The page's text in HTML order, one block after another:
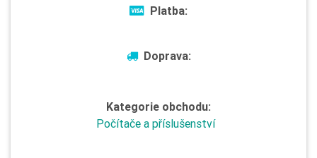
Platba:
Doprava:
Kategorie obchodu:
Počítače a příslušenství